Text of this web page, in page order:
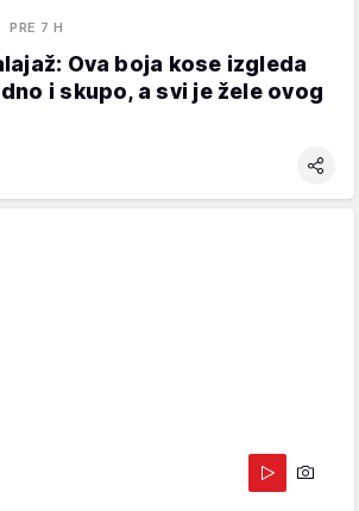
PRE 7 H
Ova boja kose izgleda
i skupo, a svi je žele ovog